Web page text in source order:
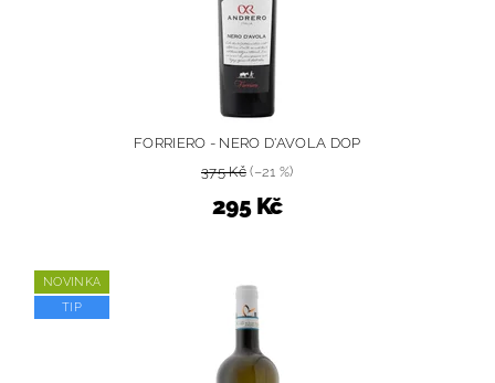
FORRIERO - NERO D'AVOLA DOP
375 Kč(–21 %)
295 Kč
NOVINKA
TIP